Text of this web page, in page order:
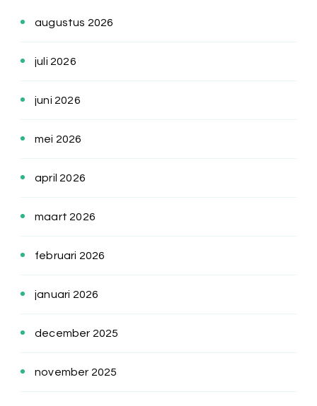
augustus 2026
juli 2026
juni 2026
mei 2026
april 2026
maart 2026
februari 2026
januari 2026
december 2025
november 2025